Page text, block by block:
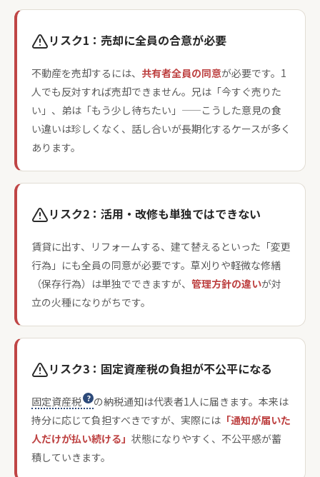
リスク1：売却に全員の合意が必要
不動産を売却するには、 共有者全員の同意が必要です。1
人でも反対すれば売却できません。兄は「今すぐ売りた
い」、弟は「もう少し待ちたい」——こうした意見の食
い違いは珍しくなく、話し合いが長期化するケースが多く
あります。
リスク2：活用・改修も単独ではできない
賃貸に出す、リフォームする、建て替えるといった「変更
行為」にも全員の同意が必要です。草刈りや軽微な修繕
（保存行為）は単独でできますが、 管理方針の違いが対
立の火種になりがちです。
リスク3：固定資産税の負担が不公平になる
固定資産税
の納税通知は代表者1人に届きます。本来は
持分に応じて負担すべきですが、実際には 「通知が届いた
人だけが払い続ける」 状態になりやすく、不公平感が蓄
積していきます。